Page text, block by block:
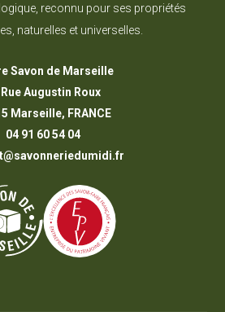
reconnu pour ses propriétés
naturelles et universelles.
Savon de Marseille
Augustin Roux
Marseille, FRANCE
04 91 60 54 04